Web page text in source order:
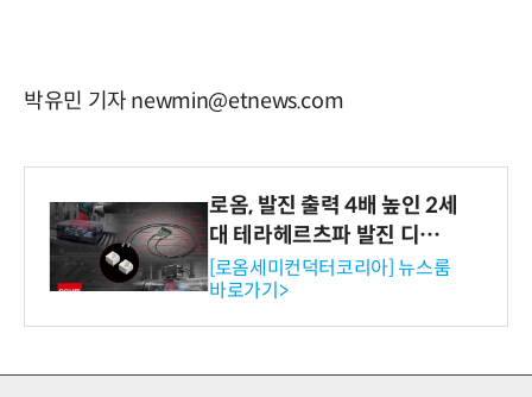
박유민 기자 newmin@etnews.com
로옴, 발진 출력 4배 높인 2세
대 테라헤르츠파 발진 디바이
스 개발
[로옴세미컨덕터코리아] 뉴스룸
바로가기>